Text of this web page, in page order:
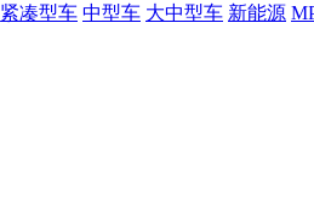
紧凑型车 中型车 大中型车 新能源